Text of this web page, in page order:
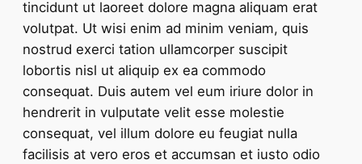
tincidunt ut laoreet dolore magna aliquam erat
volutpat. Ut wisi enim ad minim veniam, quis
nostrud exerci tation ullamcorper suscipit
lobortis nisl ut aliquip ex ea commodo
consequat. Duis autem vel eum iriure dolor in
hendrerit in vulputate velit esse molestie
consequat, vel illum dolore eu feugiat nulla
facilisis at vero eros et accumsan et iusto odio